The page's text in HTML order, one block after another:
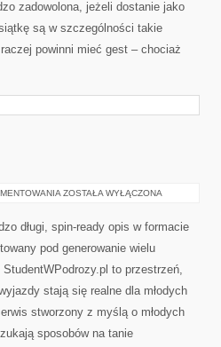
zadowolona, jeżeli dostanie jako
są w szczególności takie
powinni mieć gest – chociaż
CHINY
ZOSTAŁA WYŁĄCZONA
długi, spin-ready opis w formacie
pod generowanie wielu
to przestrzeń,
stają się realne dla młodych
stworzony z myślą o młodych
sposobów na tanie